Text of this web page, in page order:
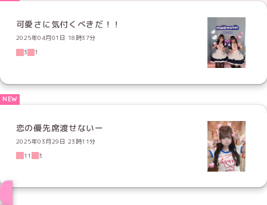
可愛さに気付くべきだ！！
2025年04月01日 18時37分
3
1
恋の優先席渡せないー
2025年03月29日 23時11分
11
3